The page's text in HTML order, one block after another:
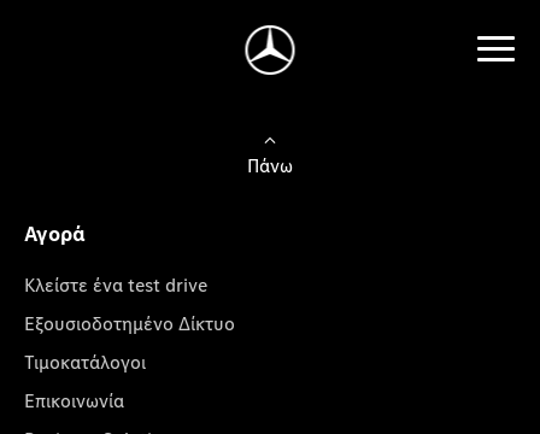
Πάνω
Αγορά
Κλείστε ένα test drive
Εξουσιοδοτημένο Δίκτυο
Τιμοκατάλογοι
Επικοινωνία